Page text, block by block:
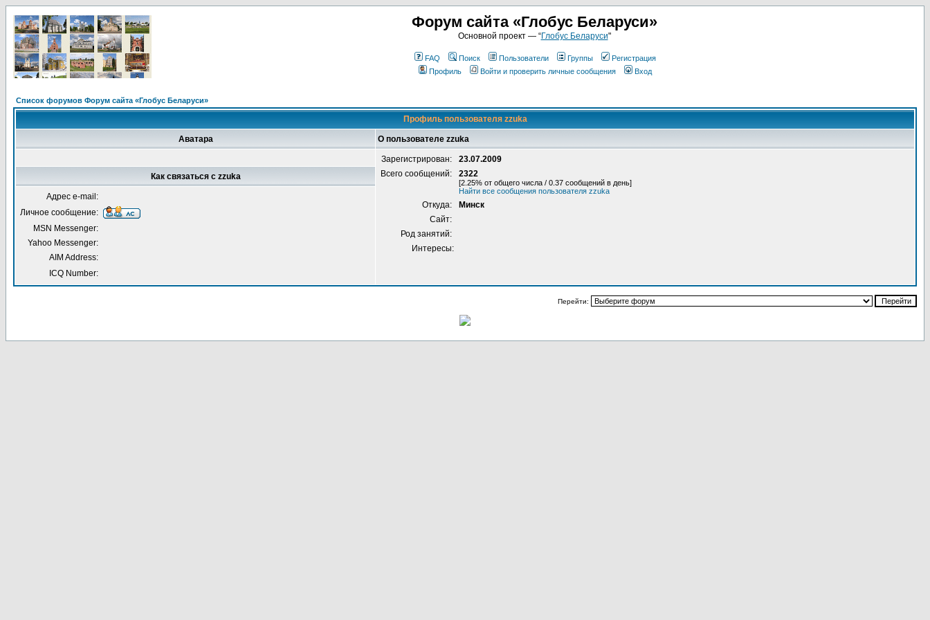
Форум сайта «Глобус Беларуси»
Основной проект — “Глобус Беларуси"
FAQ Поиск Пользователи Группы
Регистрация
Профиль
Войти и проверить личные сообщения Вход
Список форумов Форум сайта «Глобус Беларуси»
Профиль пользователя zzuka
Аватара О пользователе zzuka
Зарегистрирован:
23.07.2009
Всего сообщений:
2322
[2.25% от общего числа / 0.37 сообщений в день]
Найти все сообщения пользователя zzuka
Откуда:
Минск
Сайт:
Род занятий:
Интересы:
Как связаться с zzuka
Адрес e-mail:
Личное сообщение:
MSN Messenger:
Yahoo Messenger:
AIM Address:
ICQ Number:
Перейти: